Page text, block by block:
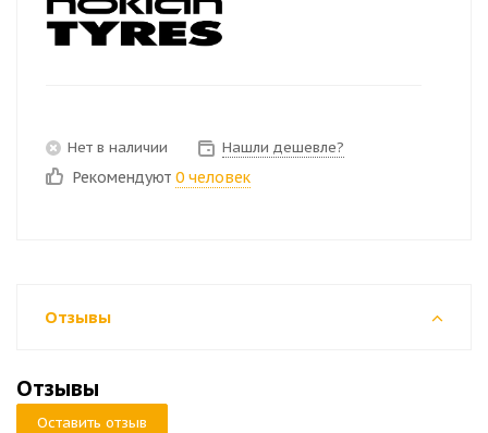
Нет в наличии Нашли дешевле?
Рекомендуют 0 человек
Отзывы
Отзывы
Оставить отзыв